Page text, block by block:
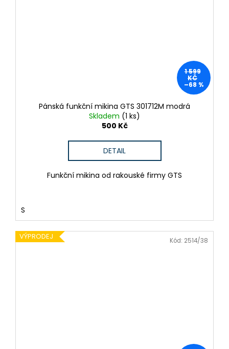
1 599
KČ
–68 %
Pánská funkční mikina GTS 301712M modrá
Skladem (1 ks)
500 Kč
DETAIL
Funkční mikina od rakouské firmy GTS
S
VÝPRODEJ Kód: 2514/38